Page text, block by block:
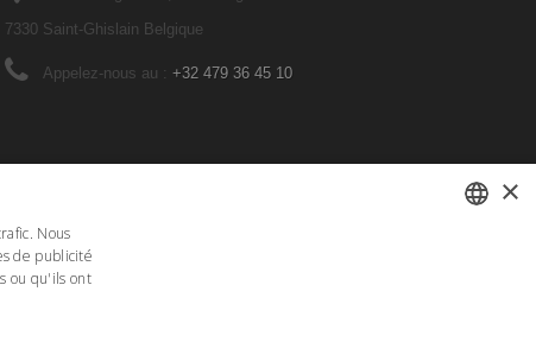
7330 Saint-Ghislain Belgique
Appelez-nous au : +32 479 36 45 10
×
Nous
de publicité
ou qu'ils ont